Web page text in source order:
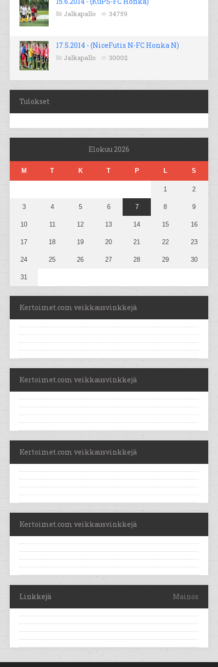
Jalkapallo 34759
17.5.2014 - (NiceFutis N-FC Honka N)
Jalkapallo 30002
Tulokset
Elokuu 2026
M T K T P L S
1 2
3 4 5 6 7 8 9
10 11 12 13 14 15 16
17 18 19 20 21 22 23
24 25 26 27 28 29 30
31
Kertoimet.com veikkausvinkkejä
Kertoimet.com veikkausvinkkejä
Kertoimet.com veikkausvinkkejä
Kertoimet.com veikkausvinkkejä
Linkkejä Mainos